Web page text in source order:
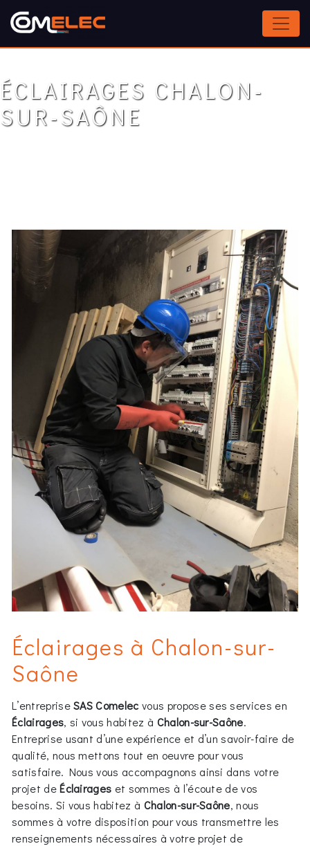
Panneau de gestion des cookies
ÉCLAIRAGES CHALON-
SUR-SAÔNE
Éclairages à Chalon-sur-
Saône
L’entrepriseSAS Comelecvous propose ses services en
Éclairages, si vous habitez à Chalon-sur-Saône.
Entreprise usant d’une expérience et d’un savoir-faire de
qualité, nous mettons tout en oeuvre pour vous
satisfaire. Nous vous accompagnons ainsi dans votre
projet deÉclairages et sommes à l’écoute de vos
besoins. Si vous habitez à Chalon-sur-Saône, nous
sommes à votre disposition pour vous transmettre les
renseignements nécessaires à votre projet de